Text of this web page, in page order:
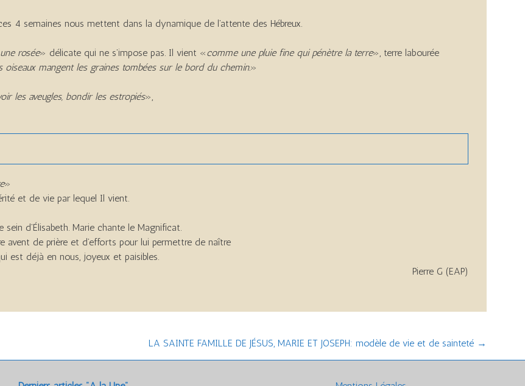
4 semaines nous mettent dans la dynamique de l’attente des Hébreux.
rosée» délicate qui ne s’impose pas. Il vient «comme une pluie fine qui pénètre la terre», terre labourée
oiseaux mangent les graines tombées sur le bord du chemin.»
les aveugles, bondir les estropiés»,
»
et de vie par lequel Il vient.
d’Élisabeth. Marie chante le Magnificat.
avent de prière et d’efforts pour lui permettre de naître
est déjà en nous, joyeux et paisibles.
Pierre G (EAP)
LA SAINTE FAMILLE DE JÉSUS, MARIE ET JOSEPH: modèle de vie et de sainteté →